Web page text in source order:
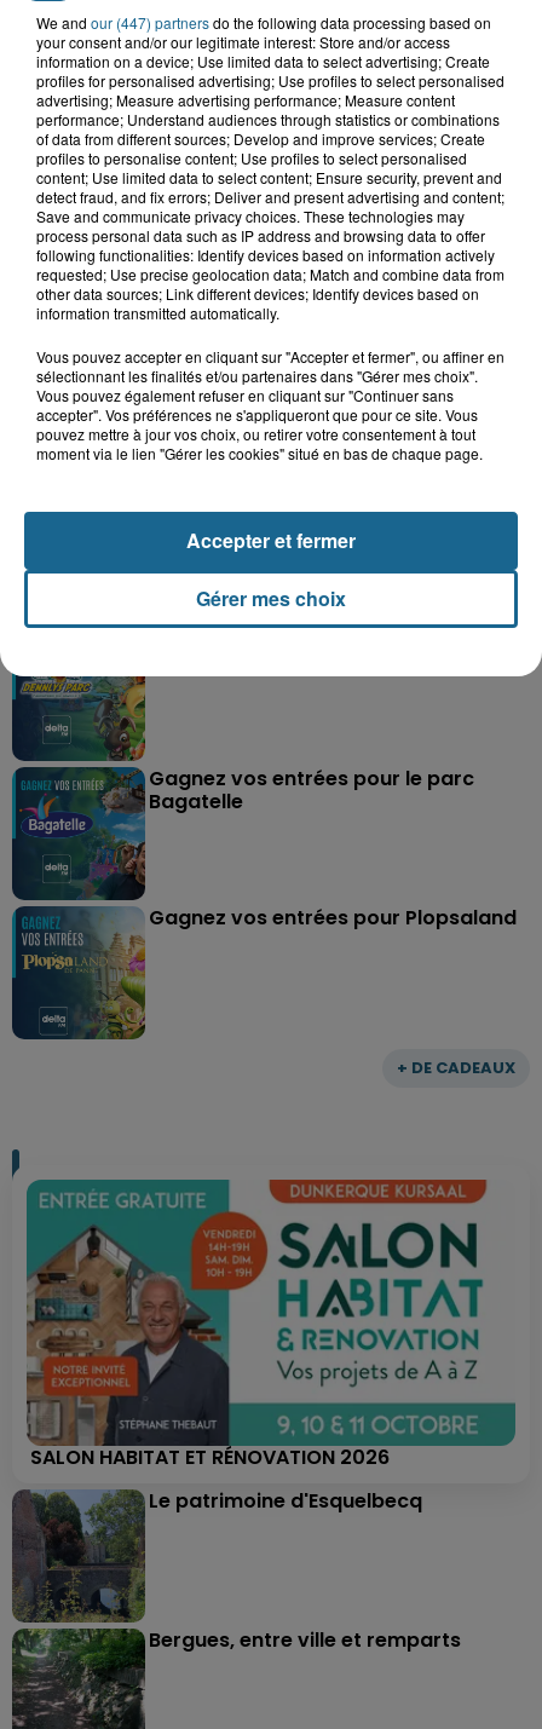
8h00
Les pompiers au secours d'un porc à
Delettes
A GAGNER
+ DE CADEAUX
Grand jeu de l'été : les cabines de plages
Gagnez vos entrées pour le parc
Bagatelle
Gagnez vos entrées pour Plopsaland
SALON HABITAT ET RÉNOVATION 2026
Le patrimoine d'Esquelbecq
Bergues, entre ville et remparts
We and our (447) partnersdo the following data processing based on
your consent and/or our legitimate interest: Store and/or access
information on a device; Use limited data to select advertising; Create
profiles for personalised advertising; Use profiles to select personalised
advertising; Measure advertising performance; Measure content
performance; Understand audiences through statistics or combinations
of data from different sources; Develop and improve services; Create
profiles to personalise content; Use profiles to select personalised
content; Use limited data to select content; Ensure security, prevent and
detect fraud, and fix errors; Deliver and present advertising and content;
Save and communicate privacy choices. These technologies may
process personal data such as IP address and browsing data to offer
following functionalities: Identify devices based on information actively
requested; Use precise geolocation data; Match and combine data from
other data sources; Link different devices; Identify devices based on
information transmitted automatically.
Vous pouvez accepter en cliquant sur "Accepter et fermer", ou affiner en
sélectionnant les finalités et/ou partenaires dans "Gérer mes choix".
Vous pouvez également refuser en cliquant sur "Continuer sans
accepter". Vos préférences ne s'appliqueront que pour ce site. Vous
pouvez mettre à jour vos choix, ou retirer votre consentement à tout
moment via le lien "Gérer les cookies" situé en bas de chaque page.
Gérer mes choix
Accepter et fermer